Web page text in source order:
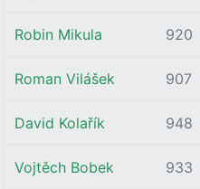
Robin Mikula 920
Roman Vilášek 907
David Kolařík 948
Vojtěch Bobek 933